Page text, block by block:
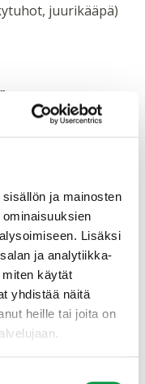
ja mainosten
Lisäksi
ja analytiikka-
käytät
yhdistää näitä
heille tai joita on
juurikääpä)
sosiaalisessa